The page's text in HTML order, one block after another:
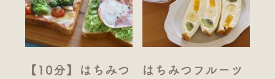
【10分】はちみつ
はちみつフルーツ